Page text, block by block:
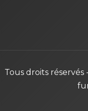
Tous droits